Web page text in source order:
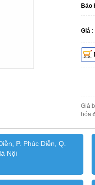
Bảo
Giá :
Giá
hóa
P. Phúc Diễn, Q.
Nội